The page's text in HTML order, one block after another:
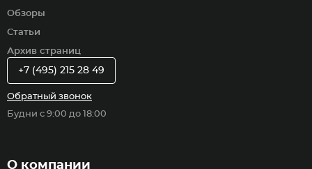
Обзоры
Статьи
Архив страниц
О компании
+7 (495) 215 28 49
Обратный звонок
Будни с 9:00 до 18:00